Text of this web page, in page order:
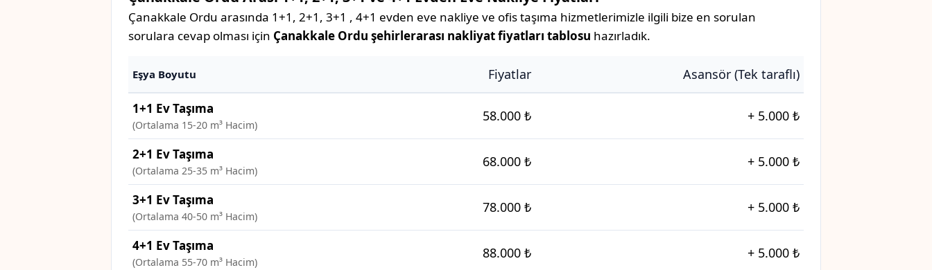
Çanakkale Ordu arasında 1+1, 2+1, 3+1 , 4+1 evden eve nakliye ve ofis taşıma hizmetlerimizle ilgili bize en sorulan
sorulara cevap olması için Çanakkale Ordu şehirlerarası nakliyat fiyatları tablosu hazırladık.
Eşya Boyutu Fiyatlar Asansör (Tek taraflı)
1+1 Ev Taşıma
(Ortalama 15-20 m³ Hacim)
58.000 ₺ + 5.000 ₺
2+1 Ev Taşıma
(Ortalama 25-35 m³ Hacim)
68.000 ₺ + 5.000 ₺
3+1 Ev Taşıma
(Ortalama 40-50 m³ Hacim)
78.000 ₺ + 5.000 ₺
4+1 Ev Taşıma
(Ortalama 55-70 m³ Hacim)
88.000 ₺ + 5.000 ₺